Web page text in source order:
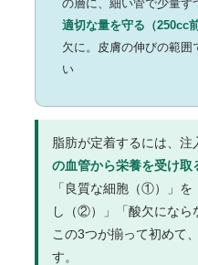
の層に、細い管で少量ず
適切な量を守る（250cc前
欠に。皮膚の伸びの範囲
い
脂肪が定着するには、
の血管から栄養を受け取
「良質な細胞（①）」を
し（②）」「酸欠にな
この3つが揃って初めて
す。